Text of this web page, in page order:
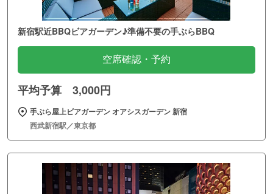
新宿駅近BBQビアガーデン♪準備不要の手ぶらBBQ
空席確認・予約
平均予算 3,000円
手ぶら屋上ビアガーデン オアシスガーデン 新宿
西武新宿駅／東京都